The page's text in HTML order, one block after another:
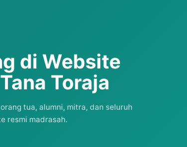
di Website
Toraja
tua, alumni, mitra, dan seluruh
resmi madrasah.